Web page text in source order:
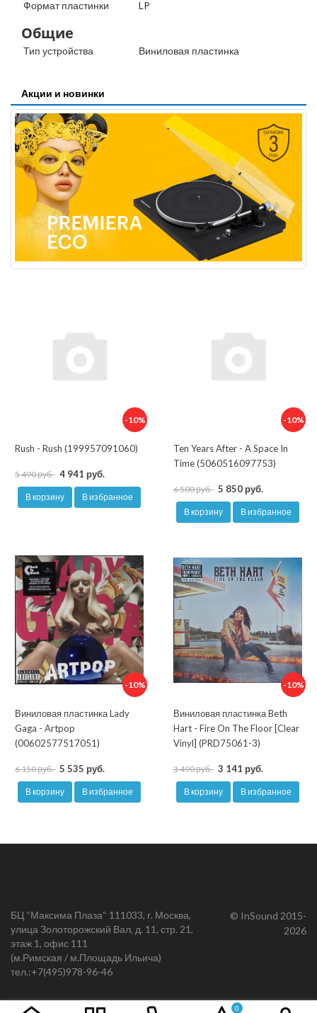
Формат пластинки LP
Общие
Тип устройства Виниловая пластинка
Акции и новинки
-10%
Rush - Rush (199957091060)
5 490 руб. 4 941 руб.
В корзину В избранное
-10%
Ten Years After - A Space In
Time (5060516097753)
6 500 руб. 5 850 руб.
В корзину В избранное
-10%
Виниловая пластинка Lady
Gaga - Artpop
(00602577517051)
6 150 руб. 5 535 руб.
В корзину В избранное
-10%
Виниловая пластинка Beth
Hart - Fire On The Floor [Clear
Vinyl] (PRD75061-3)
3 490 руб. 3 141 руб.
В корзину В избранное
БЦ “Максима Плаза“ 111033, г. Москва,
улица Золоторожский Вал, д. 11, стр. 21,
этаж 1, офис 111
(м.Римская / м.Площадь Ильича)
тел.:+7(495)978-96-46
© InSound 2015-
2026
0